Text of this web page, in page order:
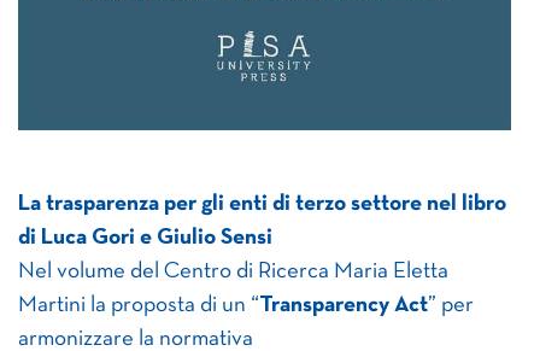
La trasparenza per gli enti di terzo settore nel libro
di Luca Gori e Giulio Sensi
Nel volume del Centro di Ricerca Maria Eletta
Martini la proposta di un “Transparency Act” per
armonizzare la normativa